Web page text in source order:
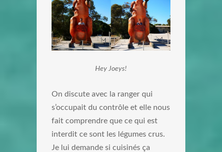
Hey Joeys!
On discute avec la ranger qui
s’occupait du contrôle et elle nous
fait comprendre que ce qui est
interdit ce sont les légumes crus.
Je lui demande si cuisinés ça